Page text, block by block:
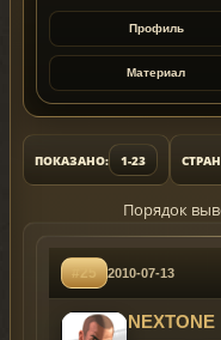
Профиль
Материал
ПОКАЗАНО: 1-23
Порядок
#25 2010-07-13
NEXTONE